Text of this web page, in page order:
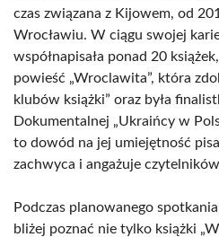
czas związana z Kijowem, od
Wrocławiu. W ciągu swojej
współnapisała ponad 20
powieść „Wroclawita”, która
klubów książki” oraz była
Dokumentalnej „Ukraińcy w
to dowód na jej umiejętność
zachwyca i angażuje
Podczas planowanego
bliżej poznać nie tylko książki